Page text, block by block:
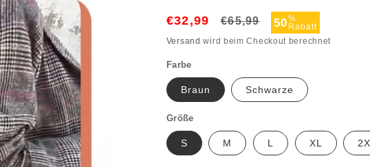
€32,99
Normaler
Preis
€65,99 Verkaufspreis
50%
Rabatt
Versand wird beim Checkout berechnet
Farbe
Braun Schwarze
Größe
S M L XL